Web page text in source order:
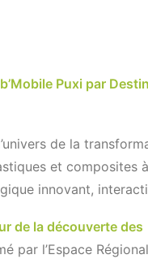
Puxi par
de la
et composites
innovant,
de la découverte des
par l’Espace Régional